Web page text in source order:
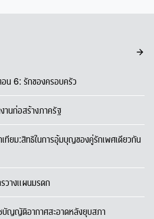
น 6: รักของครอบครัว
นก่อสร้างภาครัฐ
ทียม:สิทธิในการอุ้มบุญของคู่รักเพศเดียวกัน
วางแผนมรดก
บัญญัติอากาศสะอาดหลังยุบสภา